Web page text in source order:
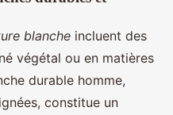
blanche incluent des
végétal ou en matières
durable homme,
constitue un